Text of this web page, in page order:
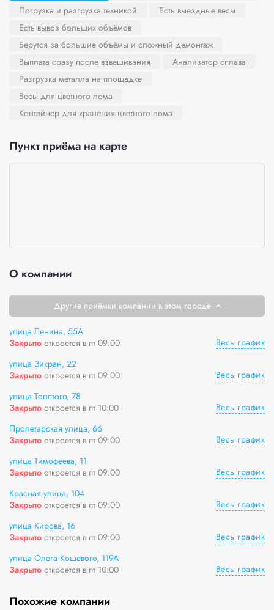
Погрузка и разгрузка техникой
Есть выездные весы
Есть вывоз больших объёмов
Берутся за большие объёмы и сложный демонтаж
Выплата сразу после взвешивания
Анализатор сплава
Разгрузка металла на площадке
Весы для цветного лома
Контейнер для хранения цветного лома
Пункт приёма на карте
О компании
Другие приёмки компании в этом городе
улица Ленина, 55А
Закрыто откроется в пт 09:00
Весь график
улица Зикран, 22
Закрыто откроется в пт 09:00
Весь график
улица Толстого, 78
Закрыто откроется в пт 10:00
Весь график
Пролетарская улица, 66
Закрыто откроется в пт 09:00
Весь график
улица Тимофеева, 11
Закрыто откроется в пт 09:00
Весь график
Красная улица, 104
Закрыто откроется в пт 09:00
Весь график
улица Кирова, 16
Закрыто откроется в пт 09:00
Весь график
улица Олега Кошевого, 119А
Закрыто откроется в пт 10:00 Весь график
Похожие компании